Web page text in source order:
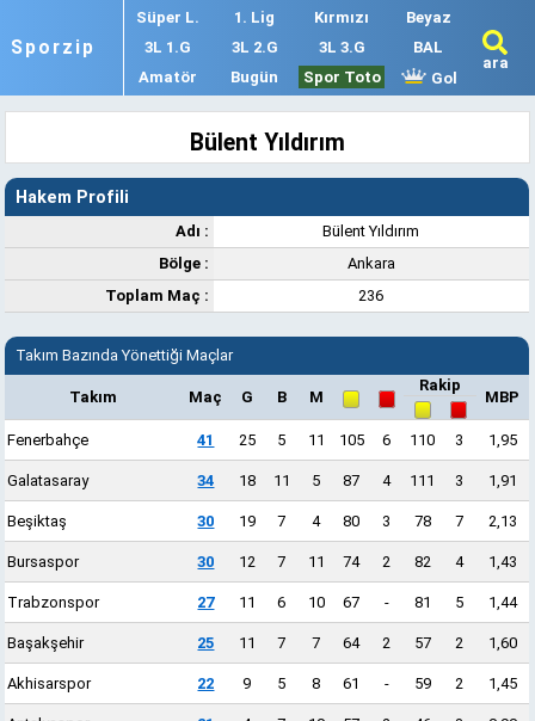
Sporzip
Süper L. 1. Lig Kırmızı
Beyaz
3L 1.G
3L 2.G 3L 3.G
BAL
Amatör
Bugün Spor Toto Gol
ara
Bülent Yıldırım
Hakem Profili
Adı :
Bülent Yıldırım
Bölge :
Ankara
Toplam Maç :
236
Takım Bazında Yönettiği Maçlar
Takım Maç G B M
Rakip
MBP
Fenerbahçe 41 25 5 11 105 6 110 3 1,95
Galatasaray 34 18 11 5 87 4 111 3 1,91
Beşiktaş 30 19 7 4 80 3 78 7 2,13
Bursaspor 30 12 7 11 74 2 82 4 1,43
Trabzonspor 27 11 6 10 67 - 81 5 1,44
Başakşehir 25 11 7 7 64 2 57 2 1,60
Akhisarspor 22 9 5 8 61 - 59 2 1,45